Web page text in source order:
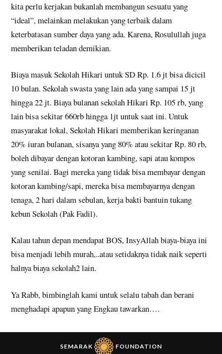
kita perlu kerjakan bukanlah membangun sesuatu yang
“ideal”, melainkan melakukan yang terbaik dalam
keterbatasan sumber daya yang ada. Karena, Rosulullah juga
memberikan teladan demikian.
Biaya masuk Sekolah Hikari untuk SD Rp. 1.6 jt bisa dicicil
10 bulan. Sekolah swasta yang lain ada yang sampai 15 jt
hingga 22 jt. Biaya bulanan sekolah Hikari Rp. 105 rb, yang
lain bisa sekitar 660rb hingga 1jt untuk saat ini. Untuk
masyarakat lokal, Sekolah Hikari memberikan keringanan
20% iuran bulanan, sisanya yang 80% atau sekitar Rp. 80 rb,
boleh dibayar dengan kotoran kambing, sapi atau kompos
yang senilai. Bagi mereka yang tidak bisa membayar dengan
kotoran kambing/sapi, mereka bisa membayarnya dengan
tenaga, 2 hari dalam sebulan, kerja bakti bantuin tukang
kebun Sekolah (Pak Fadil).
Kalau tahun depan mendapat BOS, InsyAllah biaya-biaya ini
bisa menjadi lebih murah,..atau setidaknya tidak naik seperti
halnya biaya sekolah2 lain.
Ya Rabb, bimbinglah kami untuk selalu tabah dan berani
menghadapi apapun yang Engkau tawarkan….
SEMARAK FOUNDATION